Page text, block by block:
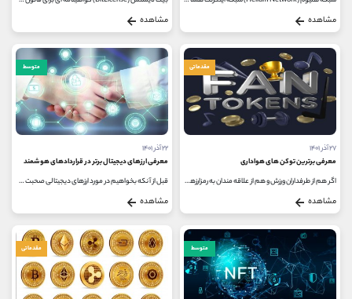
مشاهده مشاهده
مقدماتی
۲۷ آذر ۱۴۰۱
معرفی برترین توکن های هواداری
اگر هم از طرفداران ورزش و هم از علاقه مندان به رمزارزها هستید، «توکن های هواداری» می تواند برای شما جذاب باشد. به طور...
مشاهده
متوسط
۲۲ آذر ۱۴۰۱
معرفی ارزهای دیجیتال برتر در قراردادهای هوشمند
قبل از آنکه بخواهیم در مورد ارزهای دیجیتالی صحبت کنیم که در زمینه قراردادهای هوشمند برتر بوده، بهتر است در ابتدا در مورد نحوه...
مشاهده
متوسط مقدماتی